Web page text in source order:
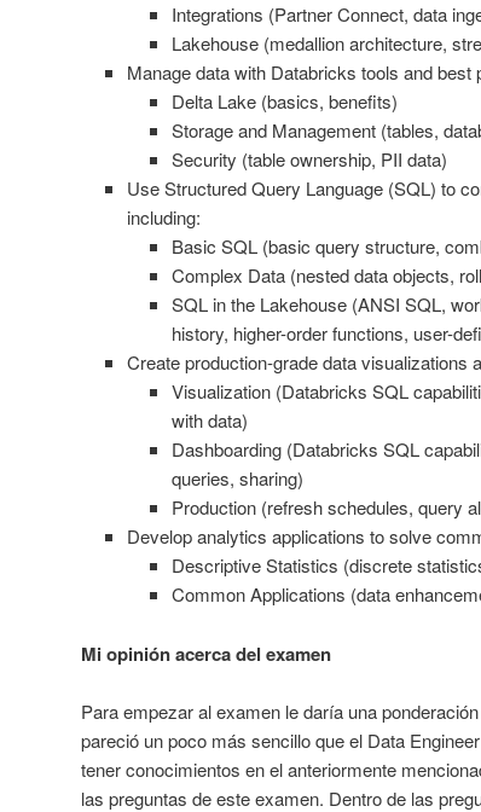
Integrations (Partner Connect, data
Lakehouse (medallion architecture,
Manage data with Databricks tools and best
Delta Lake (basics, benefits)
Storage and Management (tables,
Security (table ownership, PII data)
Use Structured Query Language (SQL) to
including:
Basic SQL (basic query structure,
Complex Data (nested data objects,
SQL in the Lakehouse (ANSI SQL,
history, higher-order functions, user-
Create production-grade data visualizations
Visualization (Databricks SQL
with data)
Dashboarding (Databricks SQL
queries, sharing)
Production (refresh schedules, query
Develop analytics applications to solve
Descriptive Statistics (discrete
Common Applications (data
Mi opinión acerca del examen
Para empezar al examen le daría una
pareció un poco más sencillo que el Data
tener conocimientos en el anteriormente
las preguntas de este examen. Dentro de las